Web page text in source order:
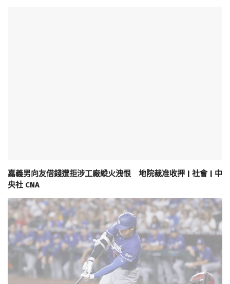
嘉義男向友借錢遭拒涉工廠縱火洩恨 地院裁准收押 | 社會 | 中
央社 CNA